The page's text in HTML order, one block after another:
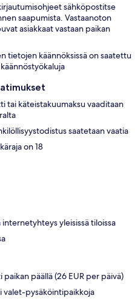
sähköpostitse
saapumista. Vastaanoton
asiakkaat vastaan paikan
tietojen käännöksissä on saatettu
tai käteistakuumaksu vaaditaan
saatetaan vaatia
on 18
yleisissä tiloissa
päällä (26 EUR per päivä)
valet-pysäköintipaikkoja